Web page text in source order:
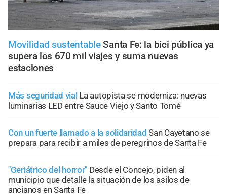
Movilidad sustentable Santa Fe: la bici pública ya
supera los 670 mil viajes y suma nuevas
estaciones
Más seguridad vial La autopista se moderniza: nuevas
luminarias LED entre Sauce Viejo y Santo Tomé
Con un fuerte llamado a la solidaridad San Cayetano se
prepara para recibir a miles de peregrinos de Santa Fe
"Geriátrico del horror" Desde el Concejo, piden al
municipio que detalle la situación de los asilos de
ancianos en Santa Fe